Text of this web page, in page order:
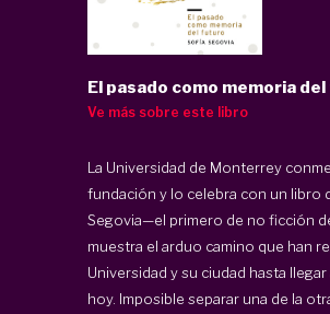
El pasado como memoria
Ve más sobre este libro
La Universidad de Monterrey
fundación y lo celebra con un libro
Segovia—el primero de no ficción
muestra el arduo camino que han
Universidad y su ciudad hasta
hoy. Imposible separar una de la